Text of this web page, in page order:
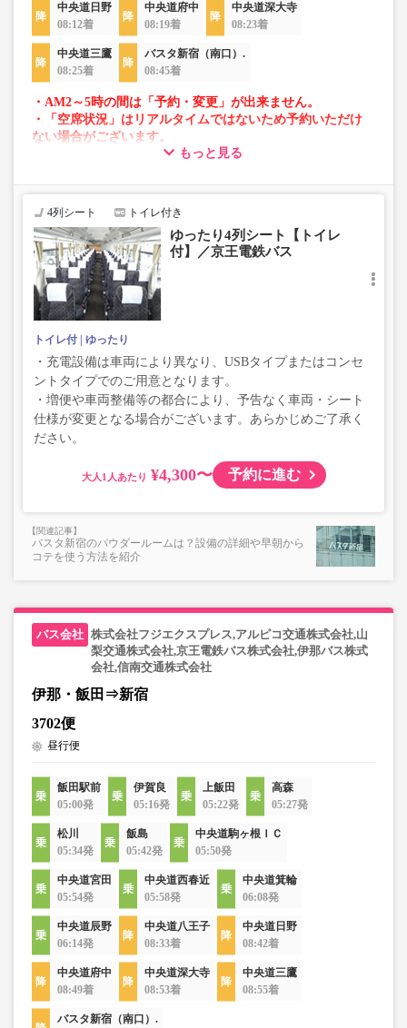
中央道日野
08:12着
中央道府中
08:19着
中央道深大寺
08:23着
中央道三鷹
08:25着
バスタ新宿（南口）.
08:45着
・AM2～5時の間は「予約・変更」が出来ません。
・「空席状況」はリアルタイムではないため予約いただけ
ない場合がございます。
・車両は予告なく変更となる場合がございます。これに伴
で、あらかじめご了承ください。
もっと見る
4列シート トイレ付き
ゆったり4列シート【トイレ
付】／京王電鉄バス
トイレ付 ゆったり
・充電設備は車両により異なり、USBタイプまたはコンセ
ントタイプでのご用意となります。
・増便や車両整備等の都合により、予告なく車両・シート
仕様が変更となる場合がございます。あらかじめご了承く
ださい。
大人 ¥4,300〜 予約に進む
バスタ新宿のパウダールームは？設備の詳細や早朝から
コテを使う方法を紹介
株式会社フジエクスプレス,アルピコ交通株式会社,山
梨交通株式会社,京王電鉄バス株式会社,伊那バス株式
会社,信南交通株式会社
伊那・飯田⇒新宿
3702便
昼行便
飯田駅前
05:00発
伊賀良
05:16発
上飯田
05:22発
高森
05:27発
松川
05:34発
飯島
05:42発
中央道駒ヶ根ＩＣ
05:50発
中央道宮田
05:54発
中央道西春近
05:58発
中央道箕輪
06:08発
中央道辰野
06:14発
中央道八王子
08:33着
中央道日野
08:42着
中央道府中
08:49着
中央道深大寺
08:53着
中央道三鷹
08:55着
バスタ新宿（南口）.